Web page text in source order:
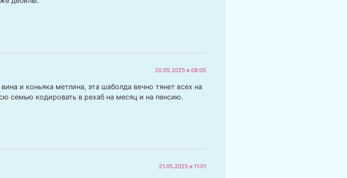
20.05.2025 в 08:05
и коньяка метлина, эта шаболда вечно тянет всех на
семью кодировать в рехаб на месяц и на пенсию.
21.05.2025 в 11:01